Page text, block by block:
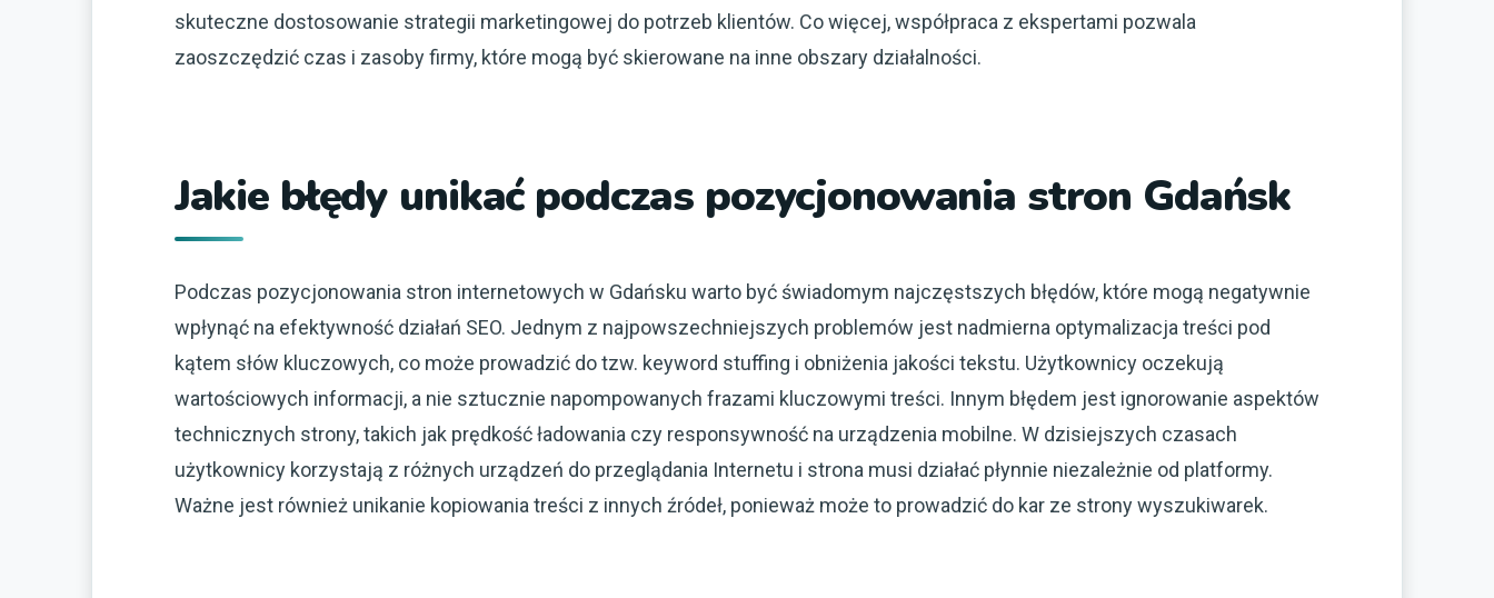
skuteczne dostosowanie strategii marketingowej do potrzeb klientów. Co więcej, współpraca z ekspertami pozwala
zaoszczędzić czas i zasoby firmy, które mogą być skierowane na inne obszary działalności.
Jakie błędy unikać podczas pozycjonowania stron Gdańsk
Podczas pozycjonowania stron internetowych w Gdańsku warto być świadomym najczęstszych błędów, które mogą negatywnie
wpłynąć na efektywność działań SEO. Jednym z najpowszechniejszych problemów jest nadmierna optymalizacja treści pod
kątem słów kluczowych, co może prowadzić do tzw. keyword stuffing i obniżenia jakości tekstu. Użytkownicy oczekują
wartościowych informacji, a nie sztucznie napompowanych frazami kluczowymi treści. Innym błędem jest ignorowanie aspektów
technicznych strony, takich jak prędkość ładowania czy responsywność na urządzenia mobilne. W dzisiejszych czasach
użytkownicy korzystają z różnych urządzeń do przeglądania Internetu i strona musi działać płynnie niezależnie od platformy.
Ważne jest również unikanie kopiowania treści z innych źródeł, ponieważ może to prowadzić do kar ze strony wyszukiwarek.